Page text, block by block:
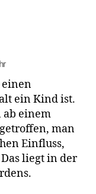
einen
ein Kind ist.
ab einem
man
Einfluss,
liegt in der